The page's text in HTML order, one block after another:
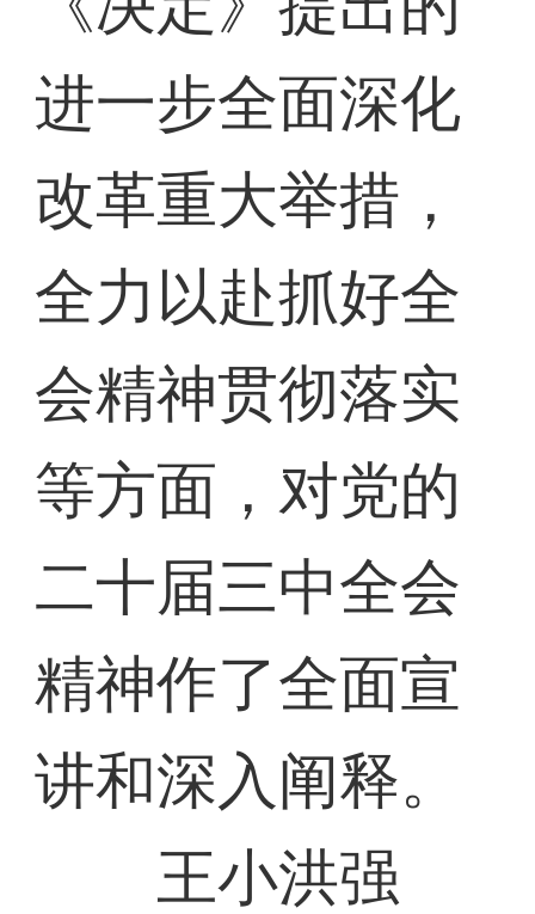
进一步全面深化
改革重大举措，
全力以赴抓好全
会精神贯彻落实
等方面，对党的
二十届三中全会
精神作了全面宣
讲和深入阐释。
王小洪强